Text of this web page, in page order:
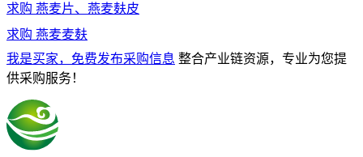
求购 燕麦片、燕麦麸皮
求购 燕麦麦麸
我是买家，免费发布采购信息 整合产业链资源，专业为您提
供采购服务！